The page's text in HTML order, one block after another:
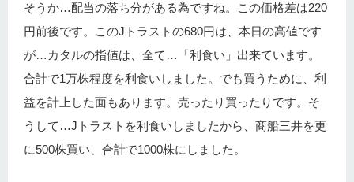
そうか…配当の落ち分がある為ですね。この価格差は220
円前後です。このJトラストの680円は、本日の高値です
が…カタルの指値は、全て…「利食い」出来ています。
合計で1万株程度を利食いしました。でも買うために、利
益を計上した面もあります。売ったり買ったりです。そ
うして…Jトラストを利食いしましたから、商船三井を更
に500株買い、合計で1000株にしました。